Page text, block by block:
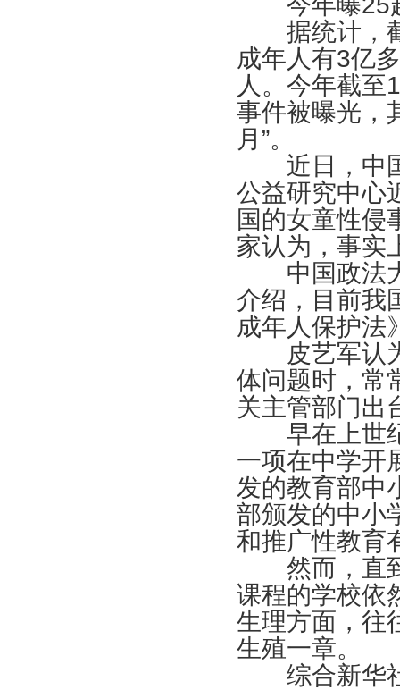
据统计，
成年人有3亿
人。今年截至
事件被曝光，
月”。
近日，中国
公益研究中心
国的女童性侵
家认为，事实
中国政法大
介绍，目前我
成年人保护法
皮艺军认为
体问题时，常
关主管部门出
早在上世
一项在中学开
发的教育部中
部颁发的中小
和推广性教育
然而，直到
课程的学校依
生理方面，往
生殖一章。
综合新华社